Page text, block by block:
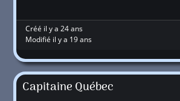
Créé il y a 24 ans
Modifié il y a 19 ans
Capitaine Québec